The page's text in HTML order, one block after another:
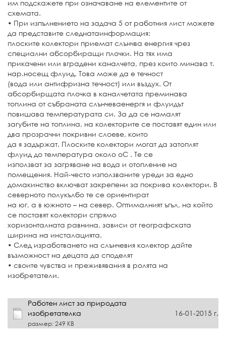
им подскажете при означаване на елементите от
схемата.
• При изпълнението на задача 5 от работния лист можете
да представите следнатаинформация:
плоските колектори приемат слънчва енергия чрез
специални абсорбиращи плочки. На тях има
прикачени или вградени каналчета, през които минава т.
нар.носещ флуид. Това може да е течност
(вода или антифризна течност) или въздух. От
абсорбирщата плочка в каналчетата преминава
топлина от събраната слънчеваенергя и флуидът
повишава температурата си. За да се намалят
загубите на топлина, на колекторите се поставят един или
два прозрачни покривни слоеве, които
да я задържат. Плоските колектори могат да затоплят
флуид до температура около оС . Те се
използват за загряване на вода и отопление на
помещения. Най-често използваните уреди за едно
домакинство включват закрепени за покрива колектори. В
северното полукълбо те се ориентират
на юг, а в южното – на север. Оптималният ъгъл, на който
се поставят колектори спрямо
хоризонталната равнина, зависи от географската
ширина на инсталацията.
• След изработването на слънчевия колектор дайте
възможност на децата да споделят
• своите чувства и преживявания в ролята на
изобретатели.
Работен лист за природата
изобретателка
размер: 249 KB
16-01-2015 г.